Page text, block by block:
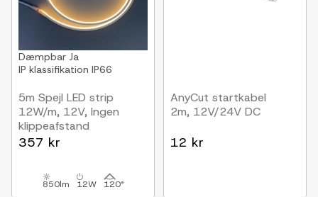
Dæmpbar Ja
IP klassifikation IP66
5m Spejl LED strip
12W/m, 12V, Ingen
klippeafstand
357 kr
850lm 12W 120°
AnyCut startkabel
2m, 12V/24V DC
12 kr